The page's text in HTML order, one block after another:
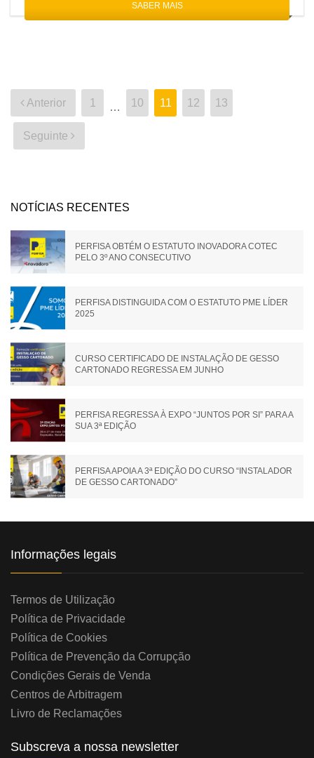
SABER MAIS
Paginação
dos
conteúdos
Anterior 1 … 10 11 12 13
Seguinte
NOTÍCIAS RECENTES
PERFISA OBTÉM O ESTATUTO INOVADORA COTEC
PELO 3º ANO CONSECUTIVO
PERFISA DISTINGUIDA COM O ESTATUTO PME LÍDER
2025
CURSO CERTIFICADO DE INSTALAÇÃO DE GESSO
CARTONADO REGRESSA EM JUNHO
PERFISA REGRESSA À EXPO “JUNTOS POR SI” PARA A
SUA 3ª EDIÇÃO
PERFISA APOIA A 3ª EDIÇÃO DO CURSO “INSTALADOR
DE GESSO CARTONADO”
Informações legais
Termos de Utilização
Política de Privacidade
Política de Cookies
Política de Prevenção da Corrupção
Condições Gerais de Venda
Centros de Arbitragem
Livro de Reclamações
Subscreva a nossa newsletter